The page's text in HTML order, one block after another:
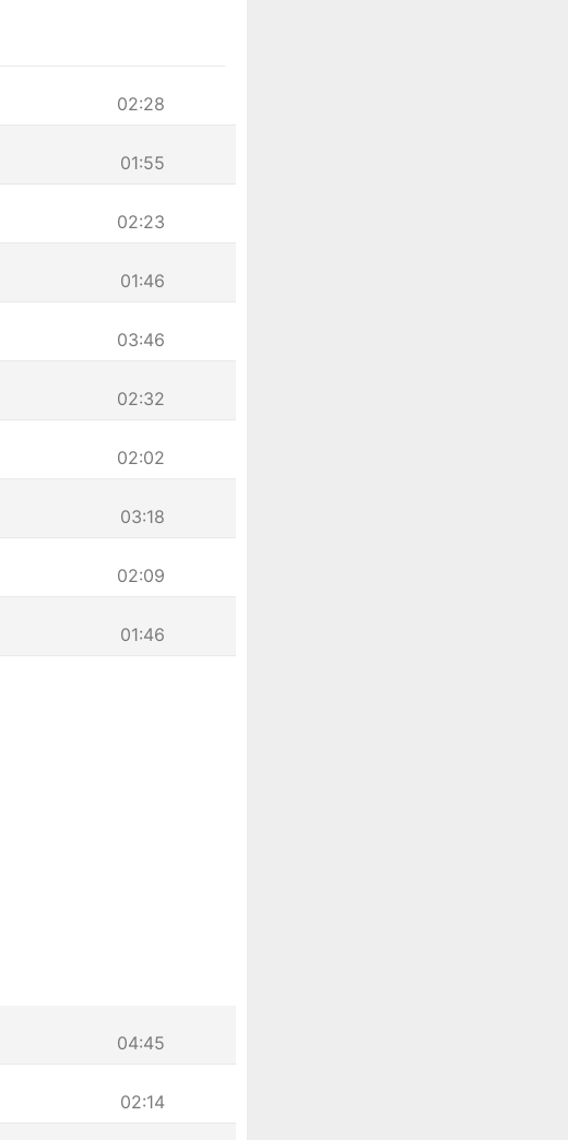
02:28
01:55
02:23
01:46
03:46
02:32
02:02
03:18
02:09
01:46
04:45
02:14